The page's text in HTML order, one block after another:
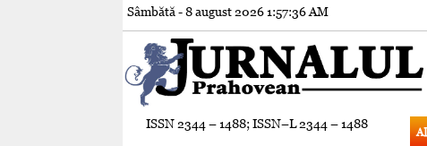
Sâmbătă - 8 august 20261:57:37 AM
ISSN 2344 – 1488; ISSN–L 2344 – 1488